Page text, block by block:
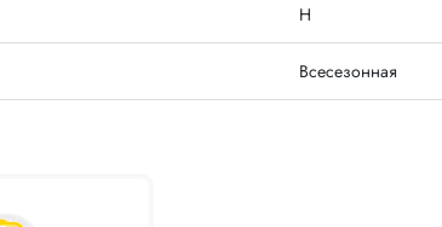
H
Всесезонная